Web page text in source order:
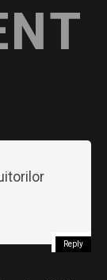
Reply